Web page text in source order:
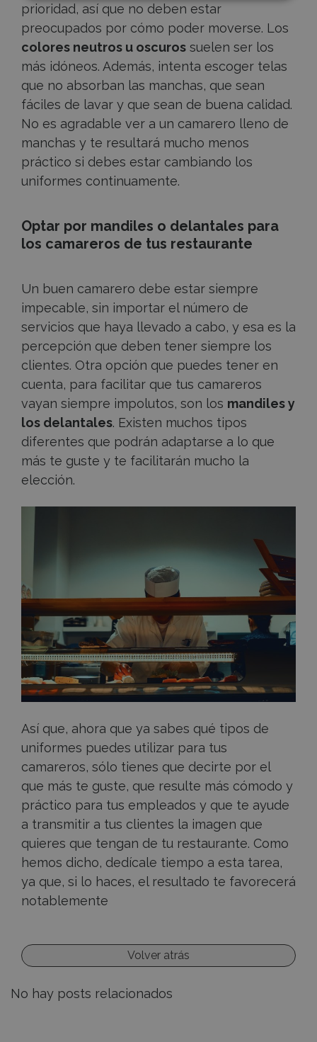
prioridad, así que no deben estar
preocupados por cómo poder moverse. Los
colores neutros u oscuros suelen ser los
más idóneos. Además, intenta escoger telas
que no absorban las manchas, que sean
fáciles de lavar y que sean de buena calidad.
No es agradable ver a un camarero lleno de
manchas y te resultará mucho menos
práctico si debes estar cambiando los
uniformes continuamente.
Optar por mandiles o delantales para
los camareros de tus restaurante
Un buen camarero debe estar siempre
impecable, sin importar el número de
servicios que haya llevado a cabo, y esa es la
percepción que deben tener siempre los
clientes. Otra opción que puedes tener en
cuenta, para facilitar que tus camareros
vayan siempre impolutos, son los mandiles y
los delantales. Existen muchos tipos
diferentes que podrán adaptarse a lo que
más te guste y te facilitarán mucho la
elección.
Así que, ahora que ya sabes qué tipos de
uniformes puedes utilizar para tus
camareros, sólo tienes que decirte por el
que más te guste, que resulte más cómodo y
práctico para tus empleados y que te ayude
a transmitir a tus clientes la imagen que
quieres que tengan de tu restaurante. Como
hemos dicho, dedícale tiempo a esta tarea,
ya que, si lo haces, el resultado te favorecerá
notablemente
Volver atrás
No hay posts relacionados